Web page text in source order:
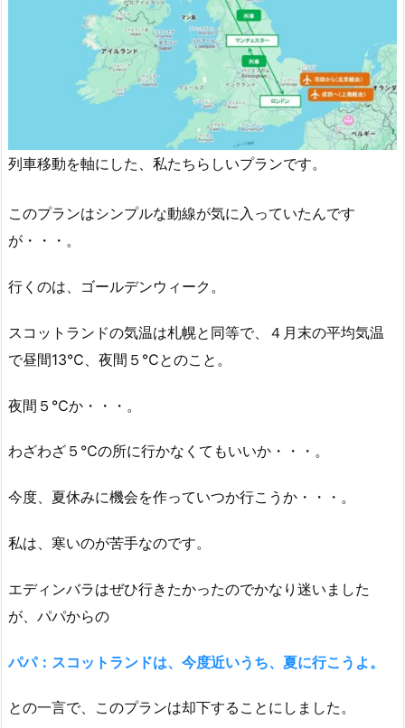
列車移動を軸にした、私たちらしいプランです。
このプランはシンプルな動線が気に入っていたんです
が・・・。
行くのは、ゴールデンウィーク。
スコットランドの気温は札幌と同等で、４月末の平均気温
で昼間13℃、夜間５℃とのこと。
夜間５℃か・・・。
わざわざ５℃の所に行かなくてもいいか・・・。
今度、夏休みに機会を作っていつか行こうか・・・。
私は、寒いのが苦手なのです。
エディンバラはぜひ行きたかったのでかなり迷いました
が、パパからの
パパ：スコットランドは、今度近いうち、夏に行こうよ。
との一言で、このプランは却下することにしました。